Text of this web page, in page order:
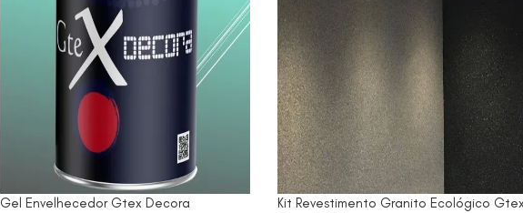
Gel Envelhecedor Gtex Decora
Kit Revestimento Granito Ecológico Gtex